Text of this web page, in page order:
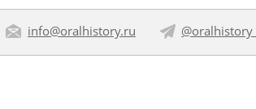
info@oralhistory.ru